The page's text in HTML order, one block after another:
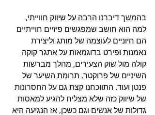
בהמשך דיברנו הרבה על שיווק חווייתי,
למה הוא חושב שמפגשים פיזיים חוייתיים
הם חיוניים לעוצמה של מותג וליצירת
נאמנות ופירט בדוגמאות על אתגר קוקה
קולה מול שוק הצעירים, מהלך מברשות
השיניים של פרוקטר, תרומת השיער של
פנטן ועוד. התווכחנו קצת גם על החסרונות
של שיווק כזה שלא מצליח להגיע למאסות
גדולות של אנשים וגם כשכן, אז הנגיעה היא